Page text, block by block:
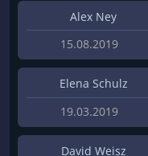
Alex Ney
15.08.2019
Elena Schulz
19.03.2019
David Weisz